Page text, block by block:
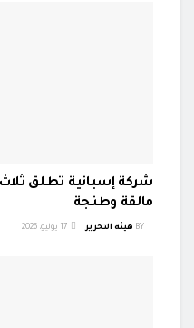
شركة إسبانية تطلق
مالقة وطنجة
BY هيئة التحرير